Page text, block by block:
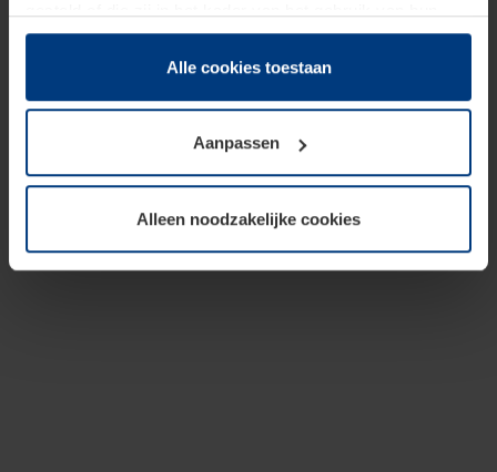
dienstverlening hebben verzameld.
Juridisch zijn wij gerechtigd om cookies op uw computer
onze pagina's absoluut noodzakelijk is. Voor alle andere
soorten cookies is uw toestemming vereist. Uw
toestemming kunt u op elk moment bij de uitleg van de
wijzigen of herroepen.
Alle cookies toestaan
Aanpassen
Alleen noodzakelijke cookies